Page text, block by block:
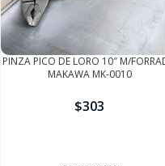
PINZA PICO DE LORO 10″ M/
MAKAWA MK-0010
$303
SEGUÍ